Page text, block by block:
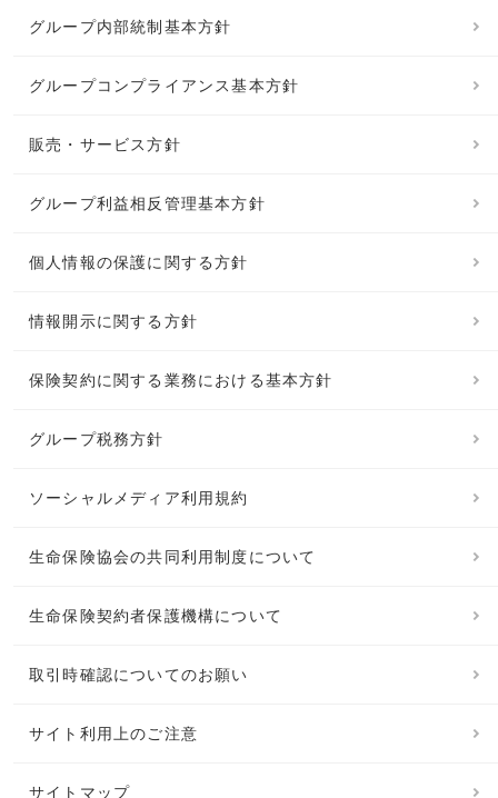
グループ内部統制基本方針
グループコンプライアンス基本方針
販売・サービス方針
グループ利益相反管理基本方針
個人情報の保護に関する方針
情報開示に関する方針
保険契約に関する業務における基本方針
グループ税務方針
ソーシャルメディア利用規約
生命保険協会の共同利用制度について
生命保険契約者保護機構について
取引時確認についてのお願い
サイト利用上のご注意
サイトマップ